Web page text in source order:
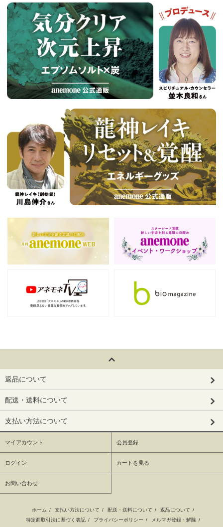
返品について
配送・送料について
支払い方法について
マイアカウント 会員登録
ログイン カートを見る
お問い合わせ
ホーム / 支払い方法について / 配送・送料について / 返品について /
特定商取引法に基づく表記 / プライバシーポリシー / メルマガ登録・解除 /